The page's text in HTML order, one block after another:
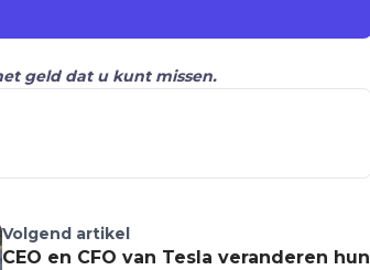
geld dat u kunt missen.
Volgend artikel
CEO en CFO van Tesla veranderen hun